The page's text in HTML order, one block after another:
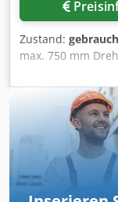
Zustand:
max. 750 mm
3.071 mm
Arbeitshöhe 1.300
max.
Drehzahlbereich
Antriebsleistung -
Drehmoment 779
Drehzahlbereich -